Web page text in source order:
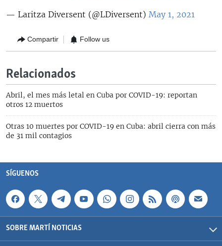
— Laritza Diversent (@LDiversent) May 1, 2021
Compartir Follow us
Relacionados
Abril, el mes más letal en Cuba por COVID-19: reportan
otros 12 muertos
Otras 10 muertes por COVID-19 en Cuba: abril cierra con más
de 31 mil contagios
SÍGUENOS
SOBRE MARTÍ NOTICIAS